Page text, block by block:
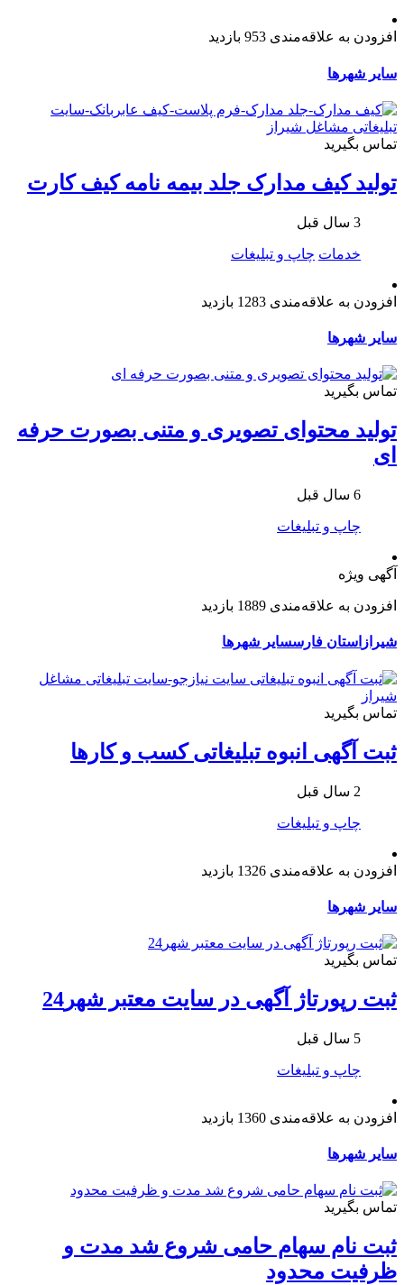
افزودن به علاقه‌مندی 953 بازدید
سایر شهرها
تماس بگیرید
تولید کیف مدارک جلد بیمه نامه کیف کارت
3 سال قبل
خدمات چاپ و تبلیغات
افزودن به علاقه‌مندی 1283 بازدید
سایر شهرها
تماس بگیرید
تولید محتوای تصویری و متنی بصورت حرفه
ای
6 سال قبل
چاپ و تبلیغات
آگهی ویژه
افزودن به علاقه‌مندی 1889 بازدید
شیراز استان فارسسایر شهرها
تماس بگیرید
ثبت آگهی انبوه تبلیغاتی کسب و کارها
2 سال قبل
چاپ و تبلیغات
افزودن به علاقه‌مندی 1326 بازدید
سایر شهرها
تماس بگیرید
ثبت رپورتاژ آگهی در سایت معتبر شهر24
5 سال قبل
چاپ و تبلیغات
افزودن به علاقه‌مندی 1360 بازدید
سایر شهرها
تماس بگیرید
ثبت نام سهام حامی شروع شد مدت و
ظرفیت محدود